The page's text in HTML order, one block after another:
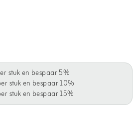
stuk en bespaar 5%
stuk en bespaar 10%
stuk en bespaar 15%